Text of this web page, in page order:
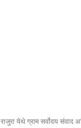
राजुरा येथे ग्राम सर्वोदय संवाद